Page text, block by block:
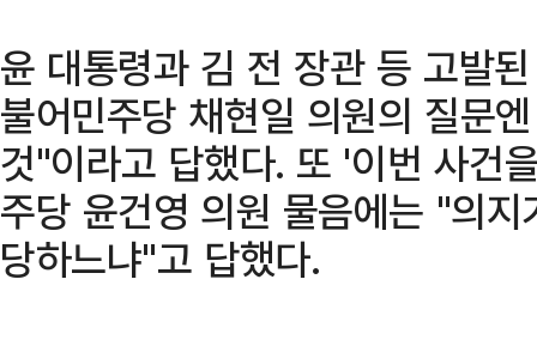
윤 대통령과 김 전 장관 등 고발
불어민주당 채현일 의원의 질문
것"이라고 답했다. 또 '이번 사건
주당 윤건영 의원 물음에는 "의
당하느냐"고 답했다.